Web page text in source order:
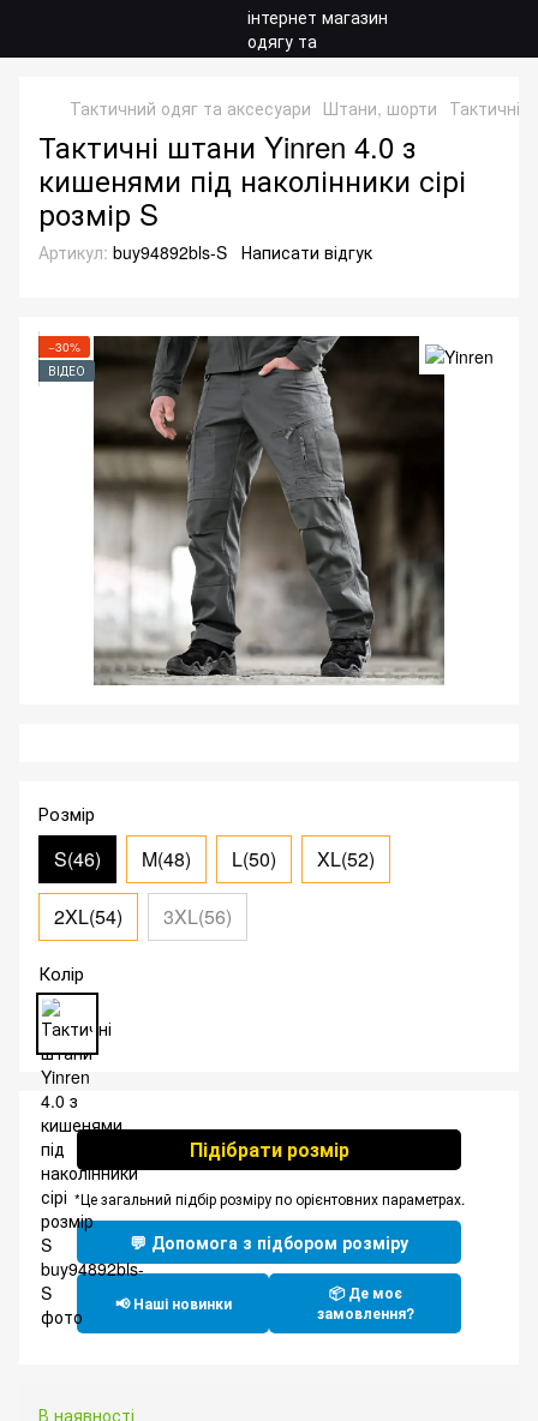
Тактичний одяг та аксесуари Штани, шорти Тактичні
Тактичні штани Yinren 4.0 з
кишенями під наколінники сірі
розмір S
Артикул: buy94892bls-S Написати відгук
−30%
ВІДЕО
Розмір
S(46) M(48) L(50) XL(52)
2XL(54) 3XL(56)
Колір
Підібрати розмір
*Це загальний підбір розміру по орієнтовних параметрах.
💬 Допомога з підбором розміру
📢 Наші новинки
📦 Де моє
замовлення?
В наявності